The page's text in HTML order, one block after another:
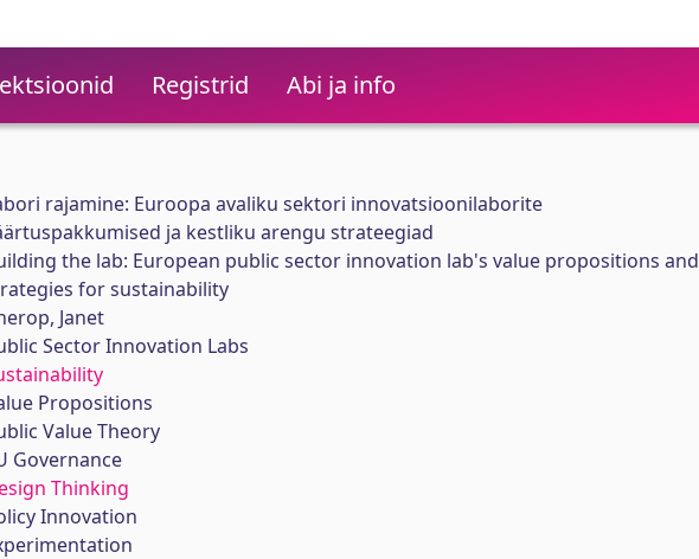
Registrid Abi ja info
rajamine: Euroopa avaliku sektori innovatsioonilaborite
ja kestliku arengu strateegiad
the lab: European public sector innovation lab's value propositions and
for sustainability
Janet
Sector Innovation Labs
Propositions
Value Theory
Governance
Thinking
Innovation